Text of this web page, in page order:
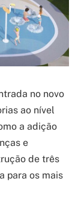
no novo
ao nível
a adição
e
de três
para os mais